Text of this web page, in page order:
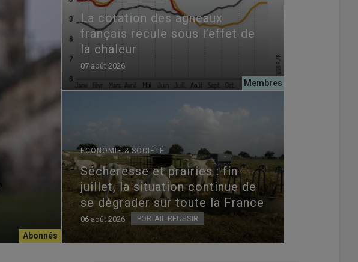
La cotation des agneaux
français recule sous l’effet de
la chaleur
07 août 2026
ECONOMIE & SOCIÉTÉ
Sécheresse et prairies : fin
juillet, la situation continue de
se dégrader sur toute la France
06 août 2026 PORTAIL REUSSIR